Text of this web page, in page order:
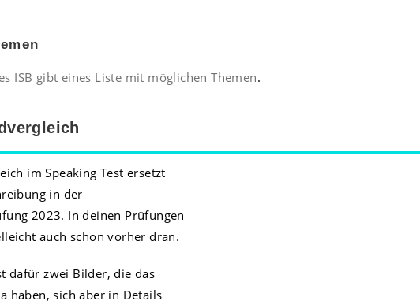
ISB gibt eines Liste mit möglichen Themen.
im Speaking Test ersetzt
in der
2023. In deinen Prüfungen
auch schon vorher dran.
dafür zwei Bilder, die das
haben, sich aber in Details